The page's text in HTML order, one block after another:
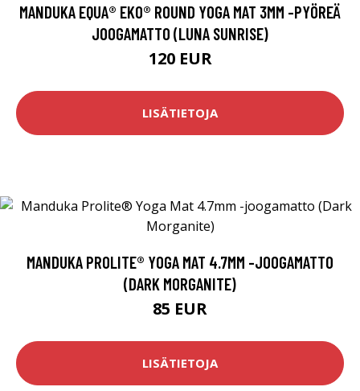
MANDUKA EQUA® EKO® ROUND YOGA MAT 3MM -PYÖREÄ
JOOGAMATTO (LUNA SUNRISE)
120 EUR
LISÄTIETOJA
MANDUKA PROLITE® YOGA MAT 4.7MM -JOOGAMATTO
(DARK MORGANITE)
85 EUR
LISÄTIETOJA